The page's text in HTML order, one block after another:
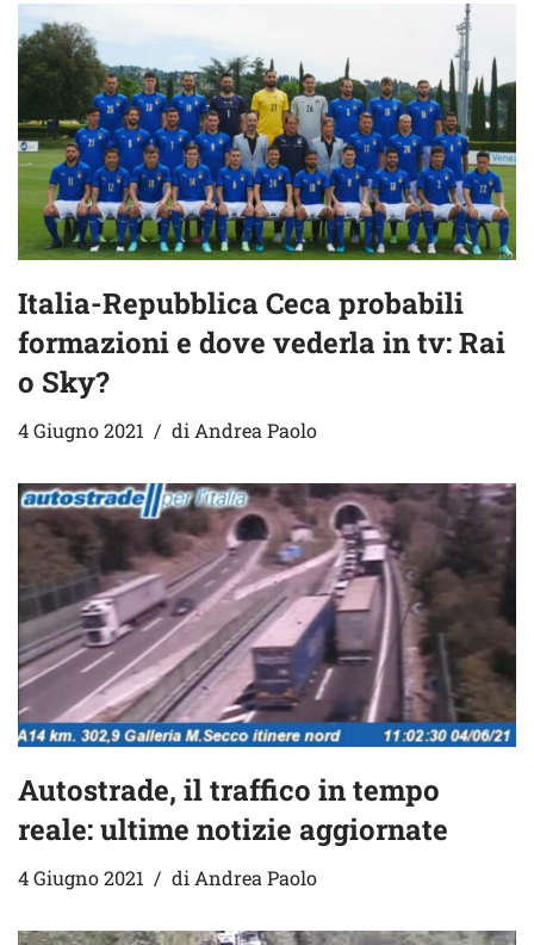
Italia-Repubblica Ceca probabili
formazioni e dove vederla in tv: Rai
o Sky?
4 Giugno 2021 di Andrea Paolo
Autostrade, il traffico in tempo
reale: ultime notizie aggiornate
4 Giugno 2021 di Andrea Paolo